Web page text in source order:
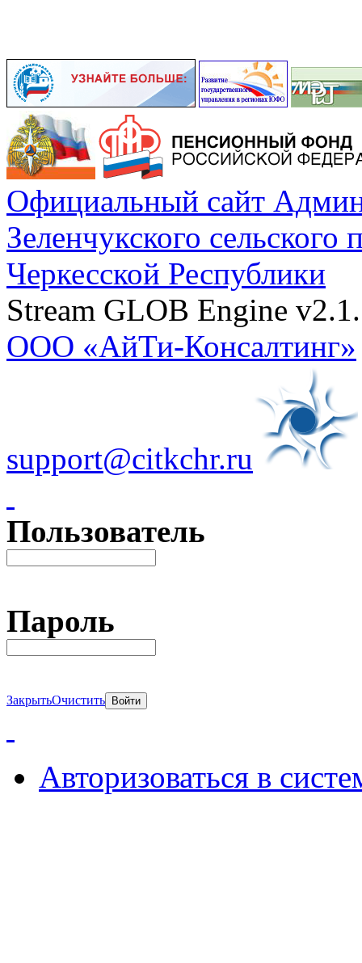
Официальный сайт
Зеленчукского сельского
Черкесской Республики
Stream GLOB Engine v2.1.
ООО «АйТи-Консалтинг»
support@citkchr.ru
Пользователь
Пароль
ЗакрытьОчистить
Авторизоваться в